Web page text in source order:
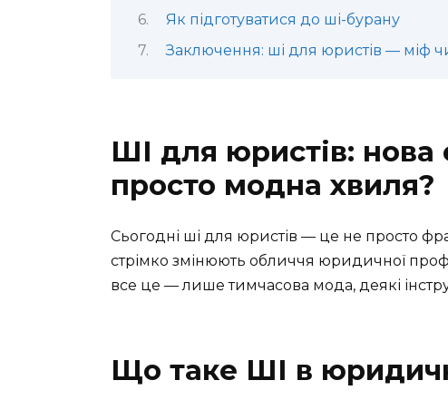
Як підготуватися до ші-бурану
Заключення: ші для юристів — міф
ШІ для юристів:
просто модна хвиля?
Сьогодні ші для юристів — це не просто
стрімко змінюють обличчя юридичної
все це — лише тимчасова мода, деякі
Що таке ШІ в